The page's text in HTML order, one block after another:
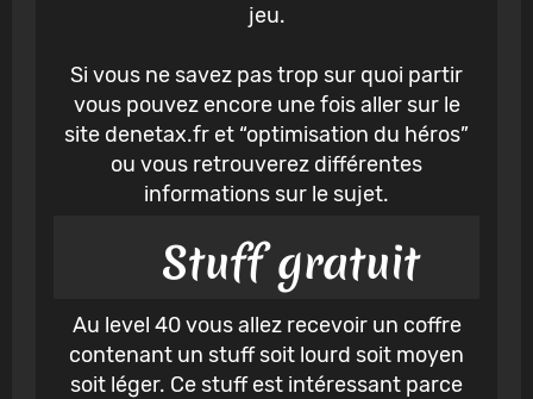
jeu.
Si vous ne savez pas trop sur quoi partir
vous pouvez encore une fois aller sur le
site denetax.fr et “optimisation du héros”
ou vous retrouverez différentes
informations sur le sujet.
Stuff gratuit
Au level 40 vous allez recevoir un coffre
contenant un stuff soit lourd soit moyen
soit léger. Ce stuff est intéressant parce